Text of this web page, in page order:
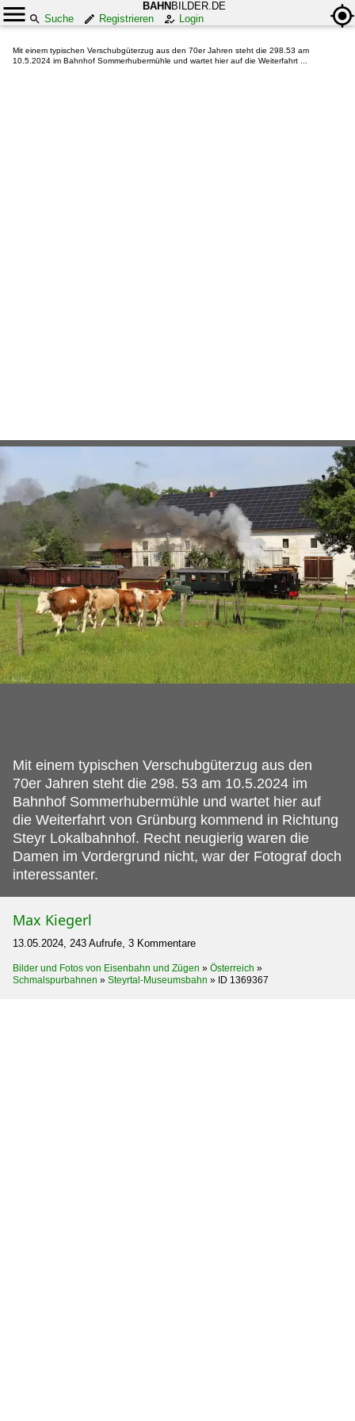
BAHN BILDER.DE
Suche
Registrieren Login
Mit einem typischen Verschubgüterzug aus den 70er Jahren steht die 298.53 am
10.5.2024 im Bahnhof Sommerhubermühle und wartet hier auf die Weiterfahrt ...
Mit einem typischen Verschubgüterzug aus den
70er Jahren steht die 298. 53 am 10.5.2024 im
Bahnhof Sommerhubermühle und wartet hier auf
die Weiterfahrt von Grünburg kommend in Richtung
Steyr Lokalbahnhof. Recht neugierig waren die
Damen im Vordergrund nicht, war der Fotograf doch
interessanter.
Max Kiegerl
13.05.2024, 243 Aufrufe, 3 Kommentare
Bilder und Fotos von Eisenbahn und Zügen » Österreich »
Schmalspurbahnen » Steyrtal-Museumsbahn » ID 1369367